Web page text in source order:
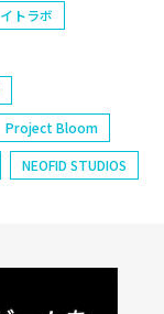
トラボ
Project Bloom
NEOFID STUDIOS